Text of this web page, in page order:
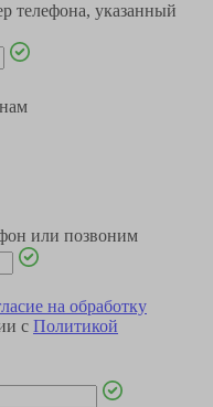
телефона, указанный
или позвоним
на обработку
с Политикой